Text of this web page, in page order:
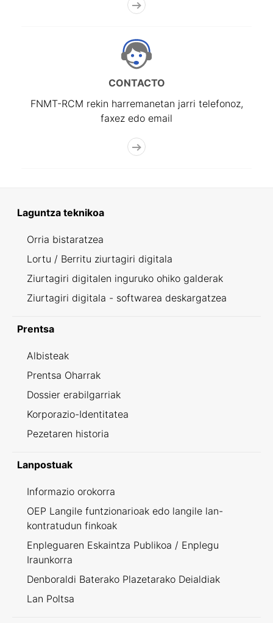
CONTACTO
FNMT-RCM rekin harremanetan jarri telefonoz,
faxez edo email
Laguntza teknikoa
Orria bistaratzea
Lortu / Berritu ziurtagiri digitala
Ziurtagiri digitalen inguruko ohiko galderak
Ziurtagiri digitala - softwarea deskargatzea
Prentsa
Albisteak
Prentsa Oharrak
Dossier erabilgarriak
Korporazio-Identitatea
Pezetaren historia
Lanpostuak
Informazio orokorra
OEP Langile funtzionarioak edo langile lan-
kontratudun finkoak
Enpleguaren Eskaintza Publikoa / Enplegu
Iraunkorra
Denboraldi Baterako Plazetarako Deialdiak
Lan Poltsa